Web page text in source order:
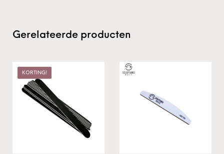
Gerelateerde producten
KORTING!